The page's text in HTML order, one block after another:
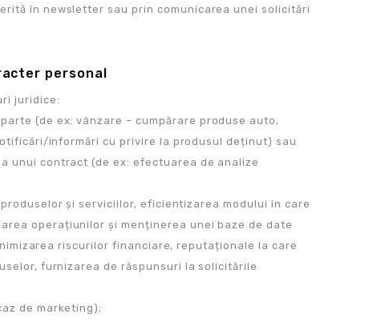
în newsletter sau prin comunicarea unei solicitări
personal
juridice:
(de ex: vânzare – cumpărare produse auto,
informări cu privire la produsul deținut) sau
unui contract (de ex: efectuarea de analize
și serviciilor, eficientizarea modului în care
operațiunilor și menținerea unei baze de date
riscurilor financiare, reputaționale la care
furnizarea de răspunsuri la solicitările
de marketing);